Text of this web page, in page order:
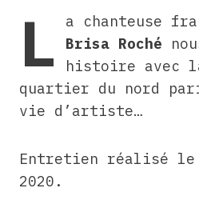
L
a chanteuse
Brisa Roché
histoire avec
quartier du nord
vie d’artiste…
Entretien réalisé
2020.